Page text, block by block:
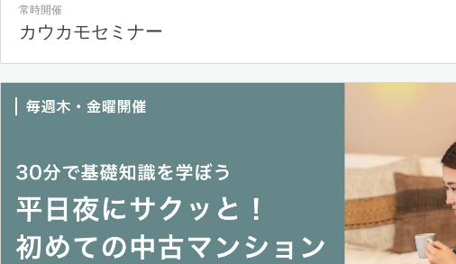
常時開催
カウカモセミナー